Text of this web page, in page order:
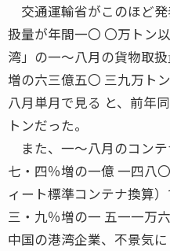
交通運輸省がこのほど
扱量が年間一〇 〇万トン
湾」の一〜八月の貨物取
増の六三億五〇 三九万トン
八月単月で見る と、前年
トンだった。
また、一〜八月のコン
七・四％増の一億 一四八
ィート標準コンテナ換算
三・九％増の一 五一一万
中国の港湾企業、不景気